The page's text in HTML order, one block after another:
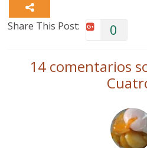
Share This Post: 0
14 comentarios